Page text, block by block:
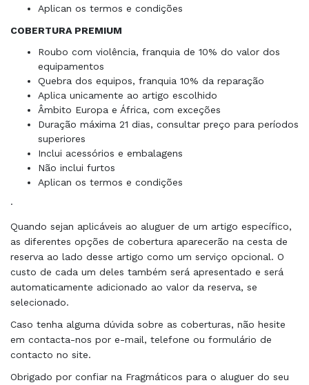
Aplican os termos e condições
COBERTURA PREMIUM
Roubo com violência, franquia de 10% do valor dos
equipamentos
Quebra dos equipos, franquia 10% da reparação
Aplica unicamente ao artigo escolhido
Âmbito Europa e África, com exceções
Duração máxima 21 dias, consultar preço para períodos
superiores
Inclui acessórios e embalagens
Não inclui furtos
Aplican os termos e condições
·
Quando sejan aplicáveis ao aluguer de um artigo específico,
as diferentes opções de cobertura aparecerão na cesta de
reserva ao lado desse artigo como um serviço opcional. O
custo de cada um deles também será apresentado e será
automaticamente adicionado ao valor da reserva, se
selecionado.
Caso tenha alguma dúvida sobre as coberturas, não hesite
em contacta-nos por e-mail, telefone ou formulário de
contacto no site.
Obrigado por confiar na Fragmáticos para o aluguer do seu